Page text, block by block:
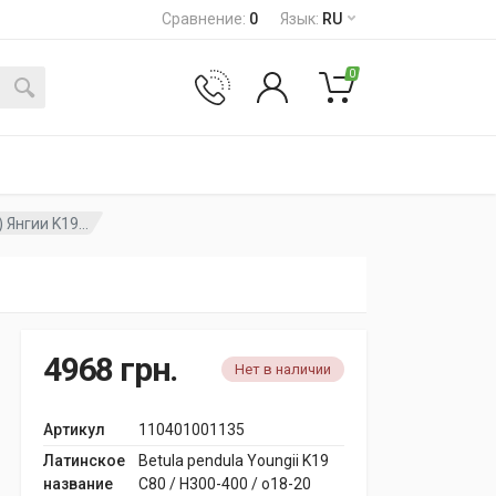
Сравнение: 0 Язык: RU
0
K19...
4968 грн. Нет в наличии
Артикул
110401001135
Латинское
название
Betula pendula Youngii K19
C80 / H300-400 / o18-20